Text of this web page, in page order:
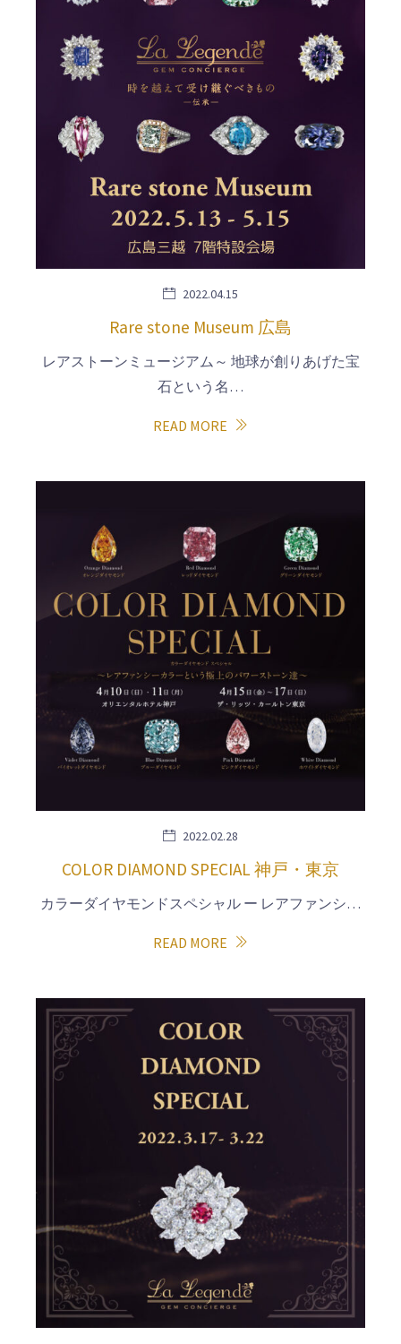
2022.04.15
Rare stone Museum 広島
レアストーンミュージアム～ 地球が創りあげた宝
石という名…
READ MORE
2022.02.28
COLOR DIAMOND SPECIAL 神戸・東京
カラーダイヤモンドスペシャル ー レアファンシ…
READ MORE